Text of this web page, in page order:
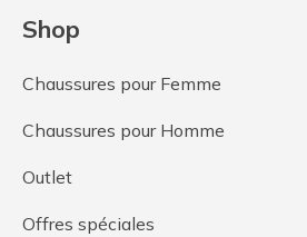
Shop
Chaussures pour Femme
Chaussures pour Homme
Outlet
Offres spéciales